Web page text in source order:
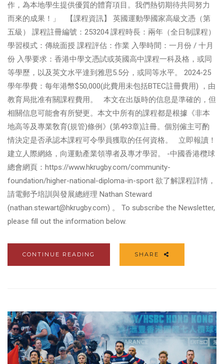
作，為本地學生提供優質的體育項目。我們熱切期待共同努力
而來的成果！」 【課程資訊】 英國運動學國家高級文憑（第
五級） 課程註冊編號：253204 課程時長：兩年（全日制課程）
學習模式：傳統面授 課程評估：作業 入學時間：一月份 / 十月
份 入學要求：香港中學文憑試或英國高中課程一科及格，或同
等學歷，以及英文水平達到雅思5.5分，或同等水平。 2024-25
學年學費：每年港幣$50,000(此費用未包括BTEC註冊費用) ，由
教育局批准有關課程費用。 本文在出版時的信息是準確的，但
相關信息可能會有所變更。本文中所有的課程都是根據《非本
地高等及專業敎育(規管)條例》(第493章)註冊。個別僱主可酌
情決定是否承認本課程可令學員獲取的任何資格。 立即報讀！
建立人際網絡，向運動產業領導者及專才學習。 -中國香港欖球
總會網頁：https://www.hkrugby.com/community-
foundation/higher-national-diploma-in-sport 欲了解課程詳情，
請電郵予培訓與發展總經理 Nathan Steward
(nathan.stewart@hkrugby.com) 。 To subscribe the Newsletter,
please fill out the information below.
CONTINUE READING SHARE